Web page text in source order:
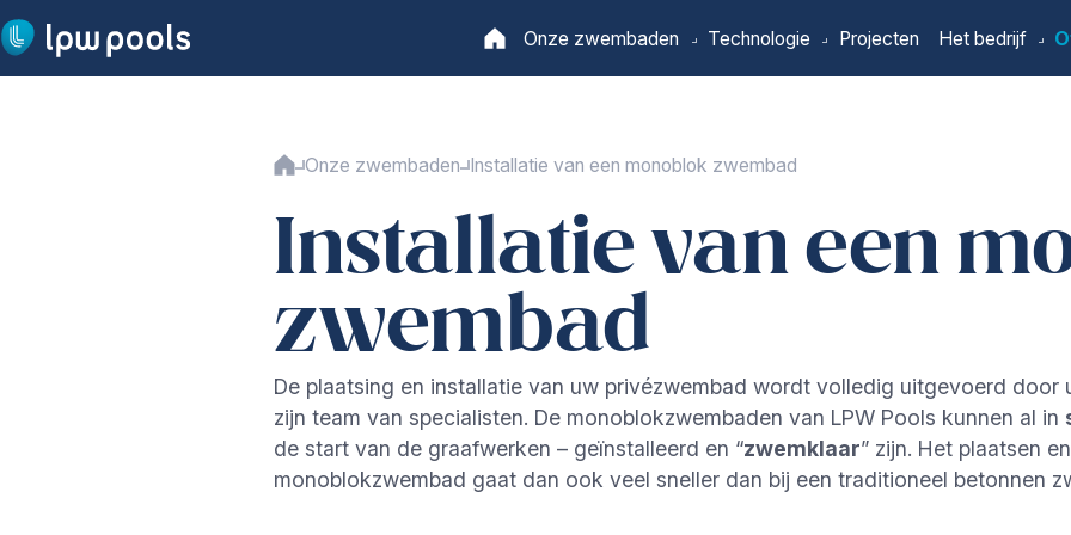
Ga naar hoofdinhoud
Hoofdpagina
Onze zwembaden Technologie Projecten Het bedrijf
Onze zwembaden Installatie van een monoblok zwembad
Installatie van een
zwembad
De plaatsing en installatie van uw privézwembad wordt volledig uitgevoerd door
zijn team van specialisten. De monoblokzwembaden van LPW Pools kunnen al in
de start van de graafwerken – geïnstalleerd en “zwemklaar” zijn. Het plaatsen
monoblokzwembad gaat dan ook veel sneller dan bij een traditioneel betonnen
Onze zwembaden
Ons aanbod
Lange garantievoorwaarden
Zwembadproductie
Veiligheid
Waterbehandeling
Technologie
Monoblok zwembaden
Naadloos zwembad